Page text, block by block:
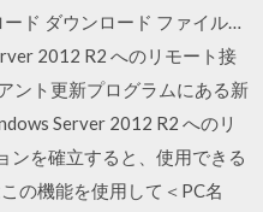
ード ダウンロード ファイル…
2012 R2 へのリモート接
ント更新プログラムにある新
Server 2012 R2 へのリ
ンを確立すると、使用できる
の機能を使用して＜PC名